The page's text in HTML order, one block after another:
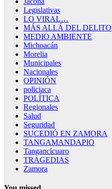
Legislativas
LO VIRAL…
MÁS ALLÁ DEL DELITO
MEDIO AMBIENTE
Michoacán
Morelia
Municipales
Nacionales
OPINIÓN
policiaca
POLÍTICA
Regionales
Salud
Seguridad
SUCEDIÓ EN ZAMORA
TANGAMANDAPIO
Tangancícuaro
TRAGEDIAS
Zamora